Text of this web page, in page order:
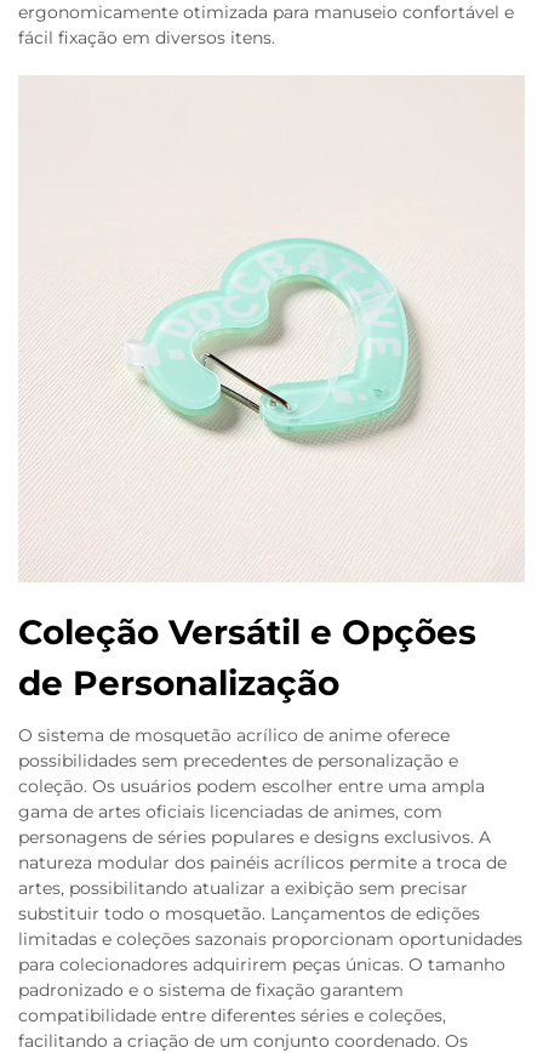
ergonomicamente otimizada para manuseio confortável e
fácil fixação em diversos itens.
Coleção Versátil e Opções
de Personalização
O sistema de mosquetão acrílico de anime oferece
possibilidades sem precedentes de personalização e
coleção. Os usuários podem escolher entre uma ampla
gama de artes oficiais licenciadas de animes, com
personagens de séries populares e designs exclusivos. A
natureza modular dos painéis acrílicos permite a troca de
artes, possibilitando atualizar a exibição sem precisar
substituir todo o mosquetão. Lançamentos de edições
limitadas e coleções sazonais proporcionam oportunidades
para colecionadores adquirirem peças únicas. O tamanho
padronizado e o sistema de fixação garantem
compatibilidade entre diferentes séries e coleções,
facilitando a criação de um conjunto coordenado. Os